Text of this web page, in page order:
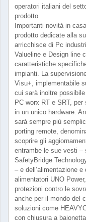
operatori italiani del
prodotto
Importanti novità in
prodotto dedicate alla
arricchisce di Pc
Valueline e Design line
caratteristiche
impianti. La
Visu+, implementabile
cui sarà inoltre
PC worx RT e SRT,
in un unico hardware.
sarà sempre più
porting remote,
scoprire gli
entrambe le sue vesti –
SafetyBridge
– e dell’alimentazione
alimentatori UNO
protezioni contro le
anche per il mondo del
soluzioni come
con chiusura a